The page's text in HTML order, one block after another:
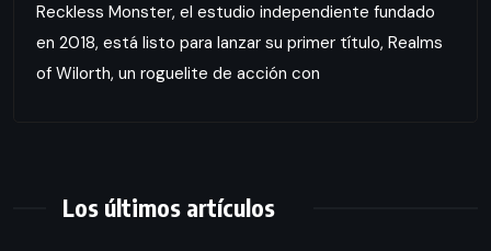
Reckless Monster, el estudio independiente fundado
en 2018, está listo para lanzar su primer título, Realms
of Wilorth, un roguelite de acción con
Los últimos artículos